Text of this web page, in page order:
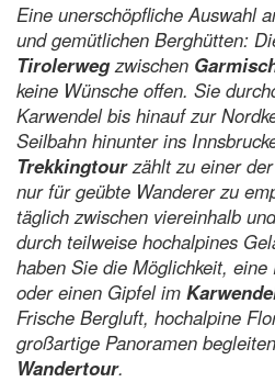
Eine unerschöpfliche Auswahl
und gemütlichen Berghütten:
Tirolerwegzwischen
keine Wünsche offen. Sie
Karwendel bis hinauf zur
Seilbahn hinunter ins
Trekkingtourzählt zu einer
nur für geübte Wanderer zu
täglich zwischen viereinhalb
durch teilweise hochalpines
haben Sie die Möglichkeit,
oder einen Gipfel im
Frische Bergluft, hochalpine
großartige Panoramen
Wandertour.